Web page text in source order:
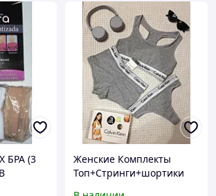
БРА (3
Женские Комплекты
Топ+Стринги+шортики